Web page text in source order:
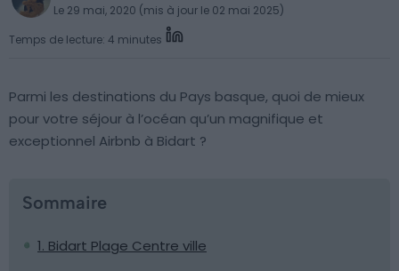
Le 29 mai, 2020 (mis à jour le 02 mai 2025)
Temps de lecture: 4 minutes
Parmi les destinations du Pays basque, quoi de mieux
pour votre séjour à l’océan qu’un magnifique et
exceptionnel Airbnb à Bidart ?
Sommaire
1. Bidart Plage Centre ville